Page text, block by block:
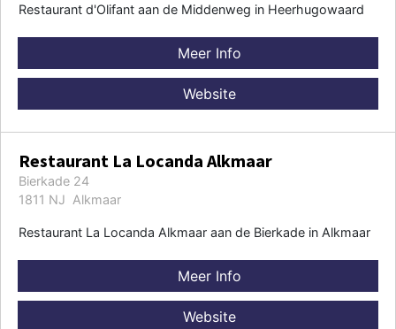
Restaurant d'Olifant aan de Middenweg in Heerhugowaard
Meer Info
Website
Restaurant La Locanda Alkmaar
Bierkade 24
1811 NJ Alkmaar
Restaurant La Locanda Alkmaar aan de Bierkade in Alkmaar
Meer Info
Website